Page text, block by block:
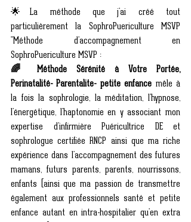
🌟La méthode que j'ai créé tout
particulièrement la SophroPuericulture MSVP
"Méthode d'accompagnement en
SophroPuericulture MSVP :
🌈 Méthode Sérénité à Votre Portée,
Perinatalité- Parentalite- petite enfance mêle à
la fois la sophrologie, la méditation, l'hypnose,
l'énergétique, l'haptonomie en y associant mon
expertise d'infirmière Puéricultrice DE et
sophrologue certifiée RNCP ainsi que ma riche
expérience dans l'accompagnement des futures
mamans, futurs parents, parents, nourrissons,
enfants (ainsi que ma passion de transmettre
également aux professionnels santé et petite
enfance autant en intra-hospitalier qu'en extra